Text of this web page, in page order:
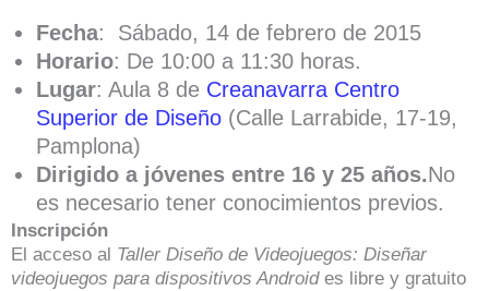
Fecha: Sábado, 14 de febrero de 2015
Horario: De 10:00 a 11:30 horas.
Lugar: Aula 8 de Creanavarra Centro
Superior de Diseño (Calle Larrabide, 17-19,
Pamplona)
Dirigido a jóvenes entre 16 y 25 años.No
es necesario tener conocimientos previos.
Inscripción
El acceso al Taller Diseño de Videojuegos: Diseñar
videojuegos para dispositivos Android es libre y gratuito